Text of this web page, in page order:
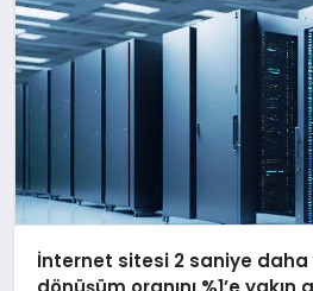
İnternet sitesi 2 saniye daha